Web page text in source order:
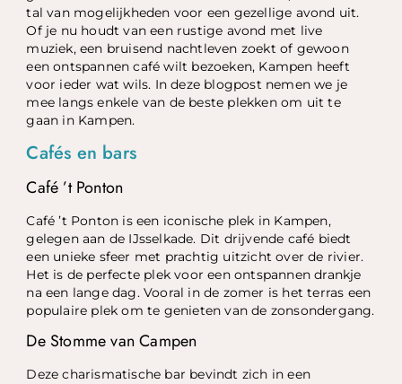
tal van mogelijkheden voor een gezellige avond uit.
Of je nu houdt van een rustige avond met live
muziek, een bruisend nachtleven zoekt of gewoon
een ontspannen café wilt bezoeken, Kampen heeft
voor ieder wat wils. In deze blogpost nemen we je
mee langs enkele van de beste plekken om uit te
gaan in Kampen.
Cafés en bars
Café ’t Ponton
Café ’t Ponton is een iconische plek in Kampen,
gelegen aan de IJsselkade. Dit drijvende café biedt
een unieke sfeer met prachtig uitzicht over de rivier.
Het is de perfecte plek voor een ontspannen drankje
na een lange dag. Vooral in de zomer is het terras een
populaire plek om te genieten van de zonsondergang.
De Stomme van Campen
Deze charismatische bar bevindt zich in een